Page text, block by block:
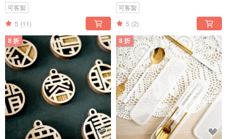
可客製
5 (11)
可客製
5 (2)
8 折 8 折